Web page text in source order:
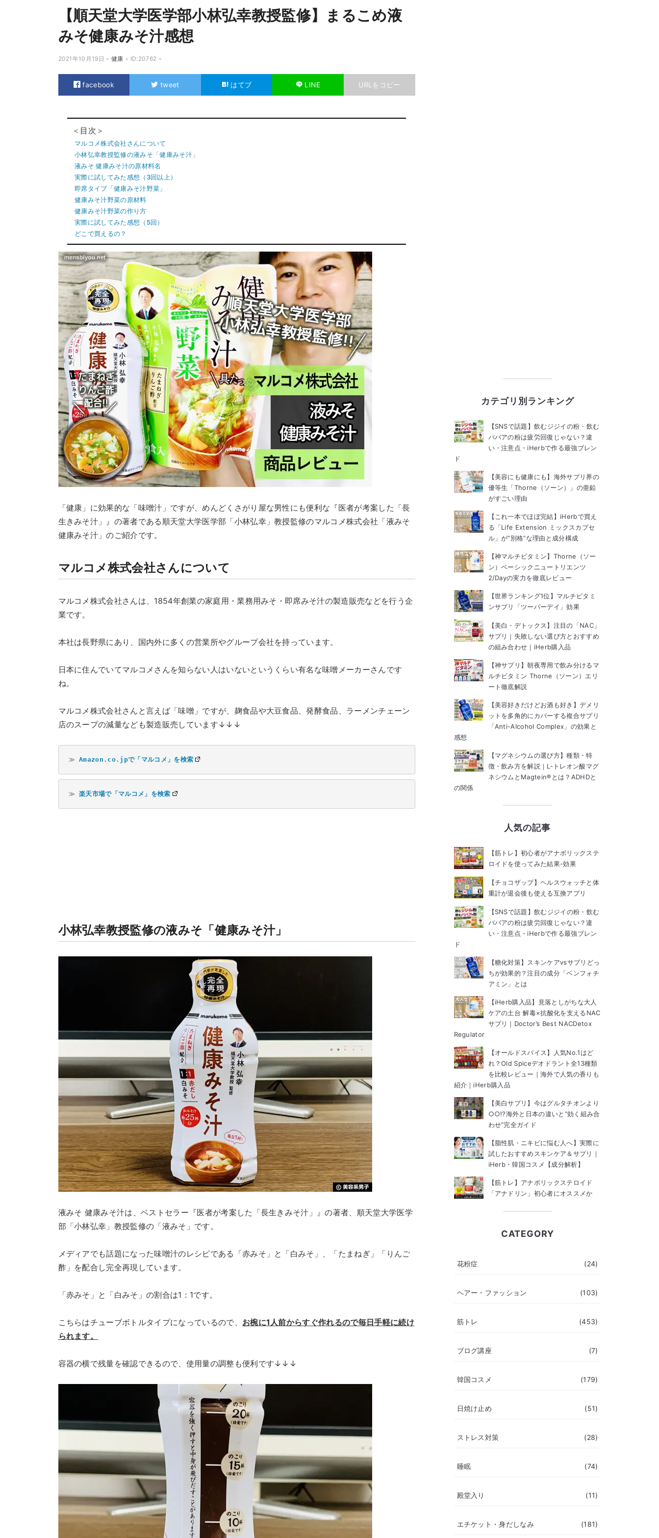
【順天堂大学医学部小林弘幸教授監修】まるこめ液
みそ健康みそ汁感想
2021年10月19日 健康 ID:20762
facebook tweet はてブ LINE URLをコピー
＜目次＞
マルコメ株式会社さんについて
小林弘幸教授監修の液みそ「健康みそ汁」
液みそ 健康みそ汁の原材料名
実際に試してみた感想（3回以上）
即席タイプ「健康みそ汁野菜」
健康みそ汁野菜の原材料
健康みそ汁野菜の作り方
実際に試してみた感想（5回）
どこで買えるの？
「健康」に効果的な「味噌汁」ですが、めんどくさがり屋な男性にも便利な『医者が考案した「長
生きみそ汁」』の著者である順天堂大学医学部「小林弘幸」教授監修のマルコメ株式会社「液みそ
健康みそ汁」のご紹介です。
マルコメ株式会社さんについて
マルコメ株式会社さんは、1854年創業の家庭用・業務用みそ・即席みそ汁の製造販売などを行う企
業です。
本社は長野県にあり、国内外に多くの営業所やグループ会社を持っています。
日本に住んでいてマルコメさんを知らない人はいないというくらい有名な味噌メーカーさんです
ね。
マルコメ株式会社さんと言えば「味噌」ですが、麹食品や大豆食品、発酵食品、ラーメンチェーン
店のスープの減量なども製造販売しています↓↓↓
≫ Amazon.co.jpで「マルコメ」を検索
≫ 楽天市場で「マルコメ」を検索
小林弘幸教授監修の液みそ「健康みそ汁」
液みそ 健康みそ汁は、ベストセラー『医者が考案した「長生きみそ汁」』の著者、順天堂大学医学
部「小林弘幸」教授監修の「液みそ」です。
メディアでも話題になった味噌汁のレシピである「赤みそ」と「白みそ」、「たまねぎ」「りんご
酢」を配合し完全再現しています。
「赤みそ」と「白みそ」の割合は1：1です。
こちらはチューブボトルタイプになっているので、 お椀に1人前からすぐ作れるので毎日手軽に続け
られます。
容器の横で残量を確認できるので、使用量の調整も便利です↓↓↓
カテゴリ別ランキング
【SNSで話題】飲むジジイの粉・飲む
ババアの粉は疲労回復じゃない？違
い・注意点・iHerbで作る最強ブレン
ド
【美容にも健康にも】海外サプリ界の
優等生「Thorne（ソーン）」の亜鉛
がすごい理由
【これ一本でほぼ完結】iHerbで買え
る「Life Extension ミックスカプセ
ル」が“別格”な理由と成分構成
【神マルチビタミン】Thorne（ソー
ン）ベーシックニュートリエンツ
2/Dayの実力を徹底レビュー
【世界ランキング1位】マルチビタミ
ンサプリ「ツーパーデイ」効果
【美白・デトックス】注目の「NAC」
サプリ｜失敗しない選び方とおすすめ
の組み合わせ｜iHerb購入品
【神サプリ】朝夜専用で飲み分けるマ
ルチビタミン Thorne（ソーン）エリ
ート徹底解説
【美容好きだけどお酒も好き】デメリ
ットを多角的にカバーする複合サプリ
「Anti-Alcohol Complex」の効果と
感想
【マグネシウムの選び方】種類・特
徴・飲み方を解説｜L-トレオン酸マグ
ネシウムとMagtein®とは？ADHDと
の関係
人気の記事
【筋トレ】初心者がアナボリックステ
ロイドを使ってみた結果-効果
【チョコザップ】ヘルスウォッチと体
重計が退会後も使える互換アプリ
【SNSで話題】飲むジジイの粉・飲む
ババアの粉は疲労回復じゃない？違
い・注意点・iHerbで作る最強ブレン
ド
【糖化対策】スキンケアvsサプリどっ
ちが効果的？注目の成分「ベンフォチ
アミン」とは
【iHerb購入品】見落としがちな大人
ケアの土台 解毒×抗酸化を支えるNAC
サプリ｜Doctor’s Best NACDetox
Regulator
【オールドスパイス】人気No.1はど
れ？Old Spiceデオドラント全13種類
を比較レビュー｜海外で人気の香りも
紹介｜iHerb購入品
【美白サプリ】今はグルタチオンより
○○!?海外と日本の違いと“効く組み合
わせ”完全ガイド
【脂性肌・ニキビに悩む人へ】実際に
試したおすすめスキンケア＆サプリ｜
iHerb・韓国コスメ【成分解析】
【筋トレ】アナボリックステロイド
「アナドリン」初心者にオススメか
CATEGORY
花粉症 (24)
ヘアー・ファッション (103)
筋トレ (453)
ブログ講座 (7)
韓国コスメ (179)
日焼け止め (51)
ストレス対策 (28)
睡眠 (74)
殿堂入り (11)
エチケット・身だしなみ (181)